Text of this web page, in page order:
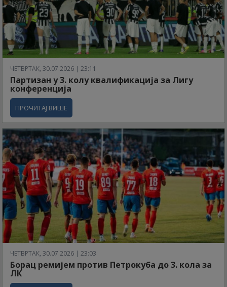
ЧЕТВРТАК, 30.07.2026 | 23:11
Партизан у 3. колу квалификација за Лигу
конференција
ПРОЧИТАЈ ВИШЕ
ЧЕТВРТАК, 30.07.2026 | 23:03
Борац ремијем против Петрокуба до 3. кола за
ЛК